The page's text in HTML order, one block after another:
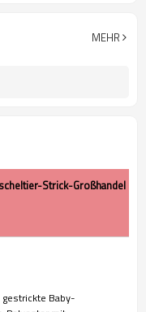
MEHR
Strick-Großhandel
Baby-